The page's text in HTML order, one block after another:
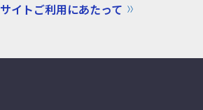
サイトご利用にあたって